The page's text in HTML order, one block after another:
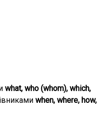
what, who (whom), which,
when, where, how,